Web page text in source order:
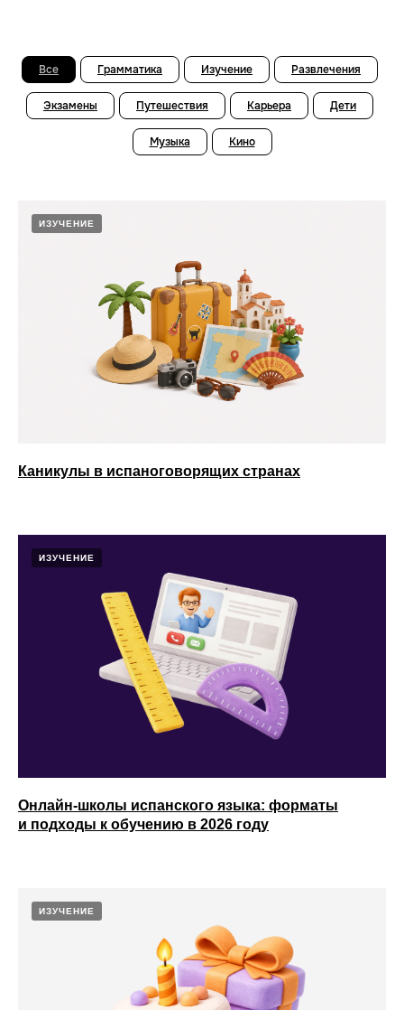
Все Грамматика Изучение Развлечения
Экзамены Путешествия Карьера Дети
Музыка Кино
ИЗУЧЕНИЕ
Каникулы в испаноговорящих странах
ИЗУЧЕНИЕ
Онлайн-школы испанского языка: форматы
и подходы к обучению в 2026 году
ИЗУЧЕНИЕ